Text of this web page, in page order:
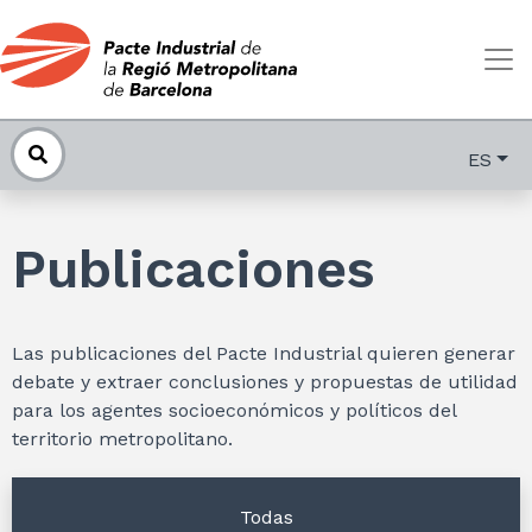
ES
Publicaciones
Las publicaciones del Pacte Industrial quieren generar
debate y extraer conclusiones y propuestas de utilidad
para los agentes socioeconómicos y políticos del
territorio metropolitano.
Todas